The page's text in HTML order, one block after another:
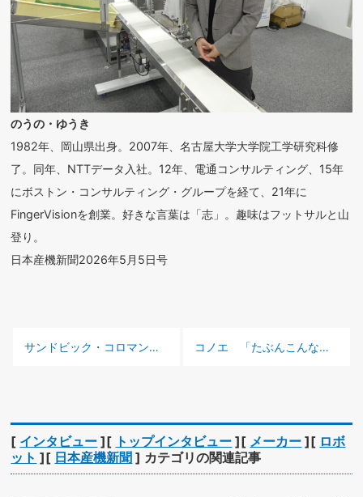
のうの・ゆうき
1982年、岡山県出身。2007年、名古屋大学大学院工学研究科修
了。同年、NTTデータ入社。12年、電通コンサルティング、15年
にボストン・コンサルティング・グループを経て、21年に
FingerVisionを創業。好きな言葉は「志」。趣味はフットサルと山
登り。
日本産機新聞2026年5月5日号
前の記事 :
サンドビック・コロマント「経営戦略インテリジェンス2026」を発表、国内の工具需要を喚起 次の記事 :
コノエ 「たぶんこんなネジかるた」を発売 大人子供の想像力を刺激
[ インタビュー ][ トップインタビュー ][ メーカー ][ ロボ
ット ][ 日本産機新聞 ] カテゴリの関連記事